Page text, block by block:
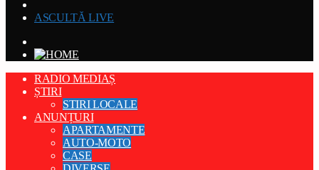
ASCULTĂ LIVE
RADIO MEDIAȘ
ȘTIRI
STIRI LOCALE
ANUNȚURI
APARTAMENTE
AUTO-MOTO
CASE